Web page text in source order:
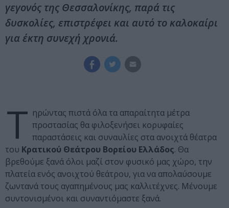
γεγονός της Θεσσαλονίκης, παρά τις
δυσκολίες, επιστρέφει και αυτό το καλοκαίρι
για έκτη συνεχή χρονιά.
Τ ηρώντας πιστά όλα τα απαραίτητα μέτρα
προστασίας θα φιλοξενήσει κορυφαίες
παραστάσεις και συναυλίες στα ανοιχτά θέατρα
του Κρατικού Θεάτρου Βορείου Ελλάδος. Θα
βρεθούμε ξανά όλοι μαζί στον φυσικό μας χώρο, την
πλατεία ενός ανοιχτού θεάτρου, για να απολαύσουμε
ζωντανά τους αγαπημένους μας καλλιτέχνες. Μένουμε
συντονισμένοι και συναντιόμαστε ξανά.